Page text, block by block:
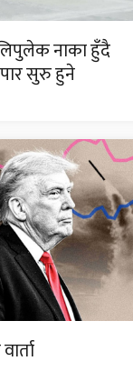
नाका हुँदै
सुरु हुने